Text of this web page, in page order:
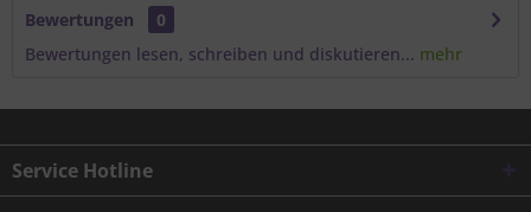
Bewertungen
0
Bewertungen lesen, schreiben und diskutieren... mehr
Service Hotline